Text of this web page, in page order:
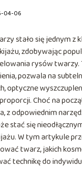
04-06
stało się jednym z
zdobywając
rysów twarzy.
pozwala na
optyczne
Choć na
z odpowiednim
stać się
W tym artykule
twarz, jakich
technikę do